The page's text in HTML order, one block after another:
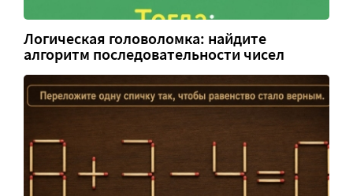
Логическая головоломка: найдите
алгоритм последовательности чисел